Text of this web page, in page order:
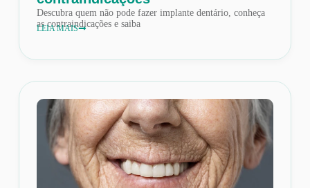
Descubra quem não pode fazer implante dentário, conheça
as contraindicações e saiba
LEIA MAIS